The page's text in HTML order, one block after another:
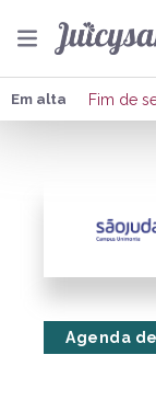
Em alta Fim de
Agenda